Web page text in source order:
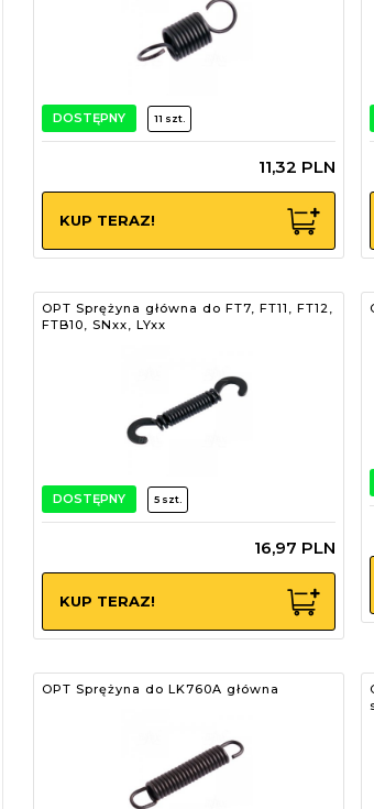
DOSTĘPNY 11 szt.
11,32 PLN
KUP TERAZ!
OPT Sprężyna główna do FT7, FT11, FT12,
FTB10, SNxx, LYxx
DOSTĘPNY 5 szt.
16,97 PLN
KUP TERAZ!
OPT Sprężyna do LK760A główna